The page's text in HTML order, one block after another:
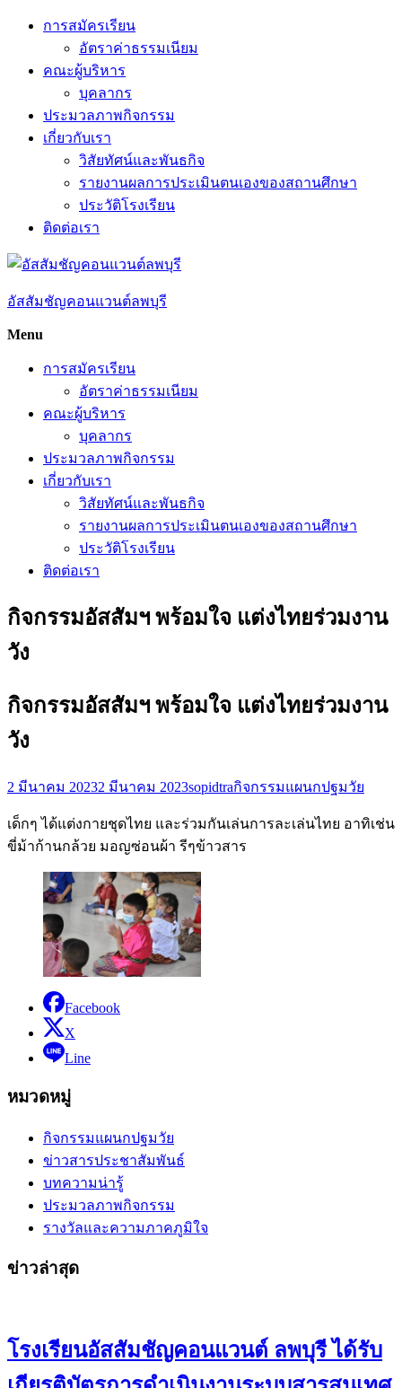
Skip
การสมัครเรียน
อัตราค่าธรรมเนียม
คณะผู้บริหาร
บุคลากร
ประมวลภาพกิจกรรม
เกี่ยวกับเรา
วิสัยทัศน์และพันธกิจ
รายงานผลการประเมินตนเองของสถานศึกษา
ประวัติโรงเรียน
ติดต่อเรา
อัสสัมชัญคอนแวนต์ลพบุรี
Menu
การสมัครเรียน
อัตราค่าธรรมเนียม
คณะผู้บริหาร
บุคลากร
ประมวลภาพกิจกรรม
เกี่ยวกับเรา
วิสัยทัศน์และพันธกิจ
รายงานผลการประเมินตนเองของสถานศึกษา
ประวัติโรงเรียน
ติดต่อเรา
กิจกรรมอัสสัมฯ พร้อมใจ แต่งไทยร่วมงาน
วัง
กิจกรรมอัสสัมฯ พร้อมใจ แต่งไทยร่วมงาน
วัง
2 มีนาคม 20232 มีนาคม 2023sopidtraกิจกรรมแผนกปฐมวัย
เด็กๆ ได้แต่งกายชุดไทย และร่วมกันเล่นการละเล่นไทย อาทิเช่น
ขี่ม้าก้านกล้วย มอญซ่อนผ้า รีๆข้าวสาร
Facebook
X
Line
หมวดหมู่
กิจกรรมแผนกปฐมวัย
ข่าวสารประชาสัมพันธ์
บทความน่ารู้
ประมวลภาพกิจกรรม
รางวัลและความภาคภูมิใจ
ข่าวล่าสุด
โรงเรียนอัสสัมชัญคอนแวนต์ ลพบุรี ได้รับ